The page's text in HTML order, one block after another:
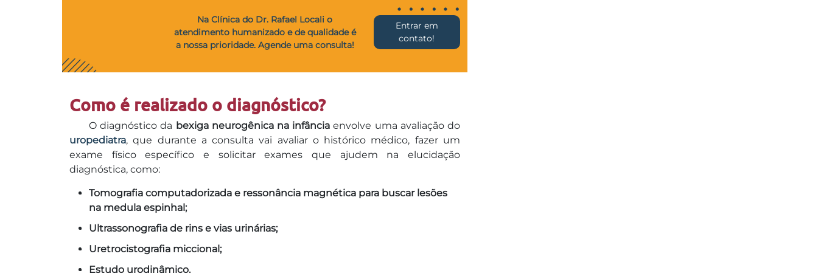
Na Clínica do Dr. Rafael Locali o
atendimento humanizado e de qualidade é
a nossa prioridade. Agende uma consulta!
Entrar em
contato!
Como é realizado o diagnóstico?
O diagnóstico da bexiga neurogênica na infância envolve uma avaliação do
uropediatra, que durante a consulta vai avaliar o histórico médico, fazer um
exame físico específico e solicitar exames que ajudem na elucidação
diagnóstica, como:
Tomografia computadorizada e ressonância magnética para buscar lesões
na medula espinhal;
Ultrassonografia de rins e vias urinárias;
Uretrocistografia miccional;
Estudo urodinâmico.